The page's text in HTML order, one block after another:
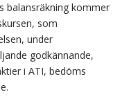
balansräkning kommer
som
under
godkännande,
i ATI, bedöms